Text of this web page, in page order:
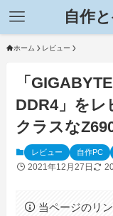
自作
ホーム レビュー
「
DDR4」をレ
クラスな
レビュー 自作PC
2021年12月27日
当ページのリ